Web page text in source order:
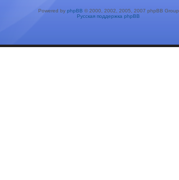
Powered by phpBB © 2000, 2002, 2005, 2007 phpBB Group
Русская поддержка phpBB